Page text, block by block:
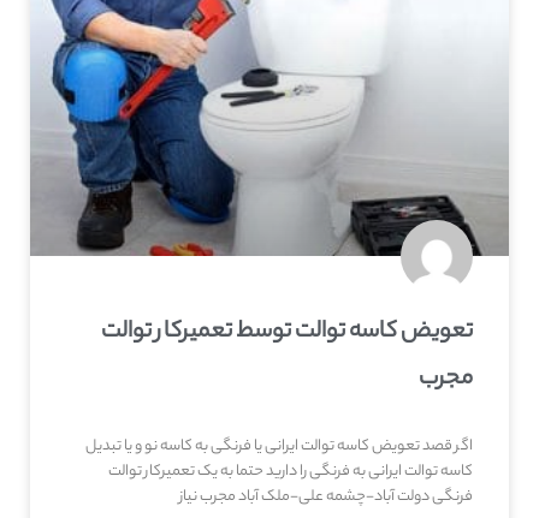
تعویض کاسه توالت توسط تعمیرکار توالت
مجرب
اگر قصد تعویض کاسه توالت ایرانی یا فرنگی به کاسه نو و یا تبدیل
کاسه توالت ایرانی به فرنگی را دارید حتما به یک تعمیرکار توالت
فرنگی دولت آباد-چشمه علی-ملک آباد مجرب نیاز